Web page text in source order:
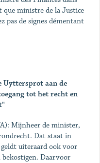
ministre de la Justice
pas de signes démentant
Uyttersprot aan de
tot het recht en
Mijnheer de minister,
Dat staat in
uiteraard ook voor
Daarvoor